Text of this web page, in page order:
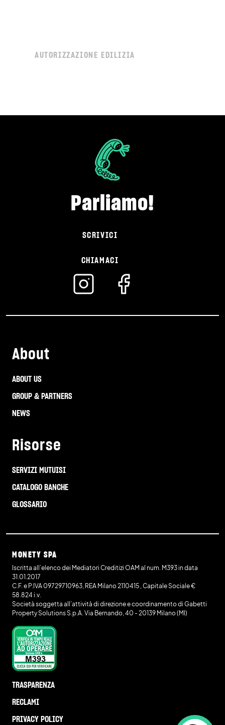
AUTORIZZAZIONE EDILIZIA
Parliamo!
SCRIVICI
CHIAMACI
About
ABOUT US
GROUP & PARTNERS
NEWS
Risorse
SERVIZI MUTUISI
CATALOGO BANCHE
GLOSSARIO
MONETY SPA
Iscritta all’elenco dei Mediatori Creditizi OAM al num. M393 in data
31.01.2017
C.F. e P.IVA 09729710963, REA Milano 2110415 , Capitale Sociale €
58.824 i.v.
Società soggetta all’attività di direzione e coordinamento di Gabetti
Property Solutions S.p.A. Via Bernando, 40 - 20139 Milano (MI)
TRASPARENZA
RECLAMI
PRIVACY POLICY